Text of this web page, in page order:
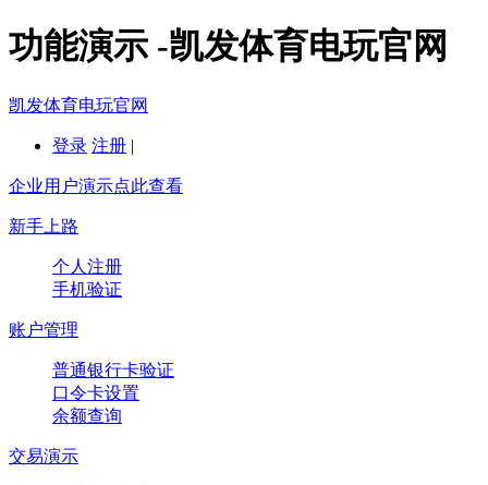
功能演示 -凯发体育电玩官网
凯发体育电玩官网
登录 注册 |
企业用户演示点此查看
新手上路
个人注册
手机验证
账户管理
普通银行卡验证
口令卡设置
余额查询
交易演示